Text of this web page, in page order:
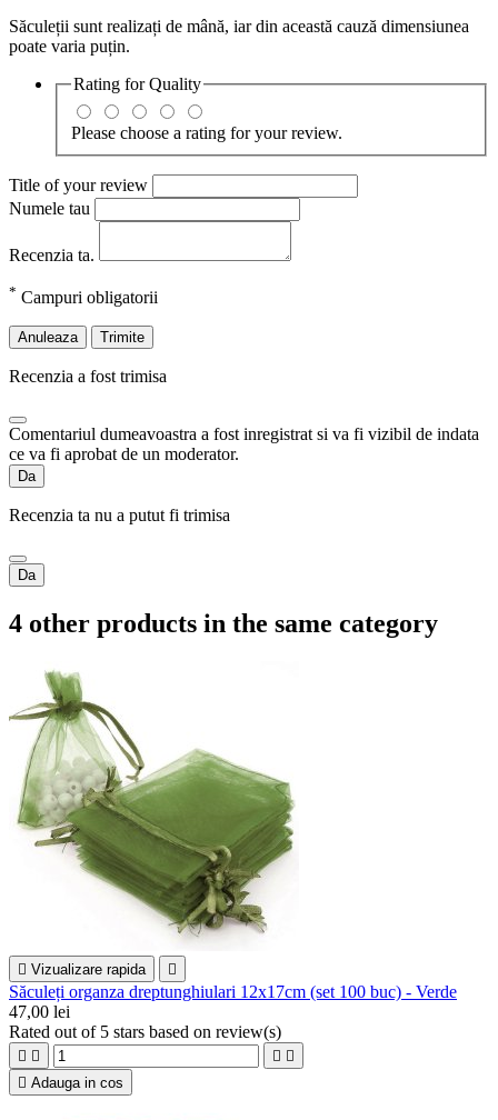
Săculeții sunt realizați de mână, iar din această cauză dimensiunea
poate varia puțin.
Rating forQuality
Please choose a rating for your review.
Title of your review
Numele tau
Recenzia ta.
* Campuri obligatorii
Anuleaza Trimite
Recenzia a fost trimisa
Comentariul dumeavoastra a fost inregistrat si va fi vizibil de indata
ce va fi aprobat de un moderator.
Da
Recenzia ta nu a putut fi trimisa
Da
4 other products in the same category
 Vizualizare rapida 
Săculeți organza dreptunghiulari 12x17cm (set 100 buc) - Verde
47,00 lei
Rated out of 5 stars based on review(s)
   
 Adauga in cos